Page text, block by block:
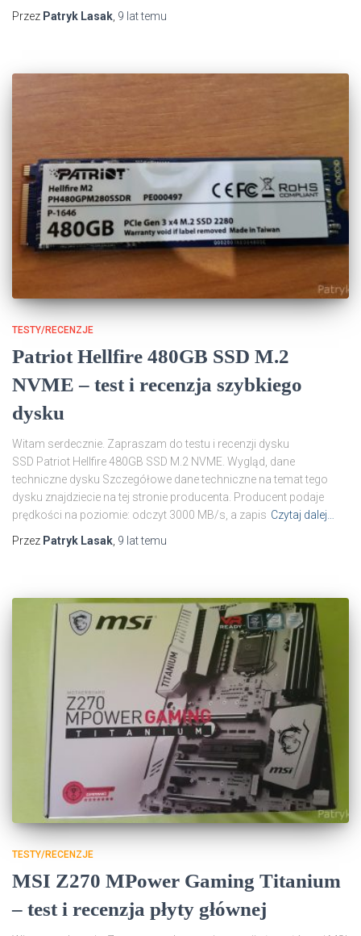
Przez Patryk Lasak, 9 lattemu
TESTY/RECENZJE
Patriot Hellfire 480GB SSD M.2
NVME – test i recenzja szybkiego
dysku
Witam serdecznie. Zapraszam do testu i recenzji dysku
SSD Patriot Hellfire 480GB SSD M.2 NVME. Wygląd, dane
techniczne dysku Szczegółowe dane techniczne na temat tego
dysku znajdziecie na tej stronie producenta. Producent podaje
prędkości na poziomie: odczyt 3000 MB/s, a zapis Czytaj dalej…
Przez Patryk Lasak 9 lattemu
TESTY/RECENZJE
MSI Z270 MPower Gaming Titanium
– test i recenzja płyty głównej